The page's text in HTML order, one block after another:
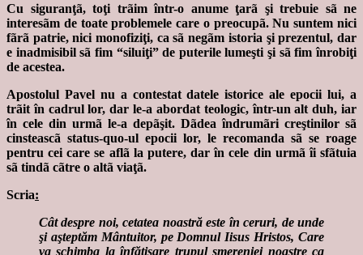
Cu siguranţã, toţi trãim într-o anume ţarã şi trebuie sã ne
interesãm de toate problemele care o preocupã. Nu suntem nici
fãrã patrie, nici monofiziţi, ca sã negãm istoria şi prezentul, dar
e inadmisibil sã fim “siluiţi” de puterile lumeşti şi sã fim înrobiţi
de acestea.
Apostolul Pavel nu a contestat datele istorice ale epocii lui, a
trãit în cadrul lor, dar le-a abordat teologic, într-un alt duh, iar
în cele din urmã le-a depãşit. Dãdea îndrumãri creştinilor sã
cinsteascã status-quo-ul epocii lor, le recomanda sã se roage
pentru cei care se aflã la putere, dar în cele din urmã îi sfãtuia
sã tindã cãtre o altã viaţã.
Scria:
Cât despre noi, cetatea noastră este în ceruri, de unde
şi aşteptăm Mântuitor, pe Domnul Iisus Hristos, Care
va schimba la înfăţişare trupul smereniei noastre ca